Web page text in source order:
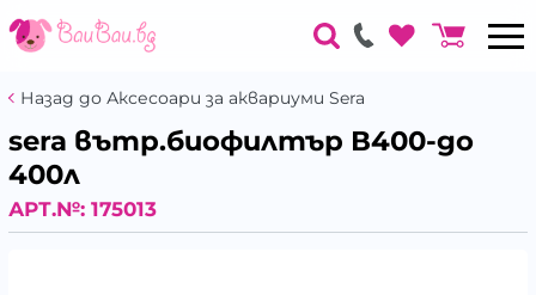
Назад до Аксесоари за аквариуми Sera
sera вътр.биофилтър В400-до
400л
АРТ.№: 175013